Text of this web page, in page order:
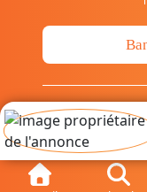
© Copyright